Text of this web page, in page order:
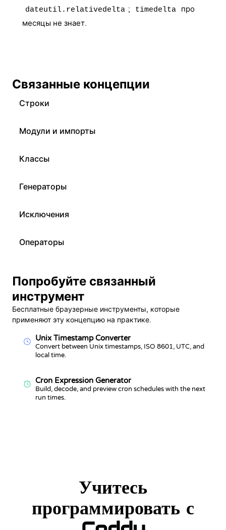
dateutil.relativedelta ; timedelta
про
месяцы не знает.
Связанные концепции
Строки
Модули и импорты
Классы
Генераторы
Исключения
Операторы
Попробуйте связанный
инструмент
Бесплатные браузерные инструменты, которые
применяют эту концепцию на практике.
Unix Timestamp Converter
Convert between Unix timestamps, ISO 8601, UTC, and
local time.
Cron Expression Generator
Build, decode, and preview cron schedules with the next
run times.
Учитесь
программировать с